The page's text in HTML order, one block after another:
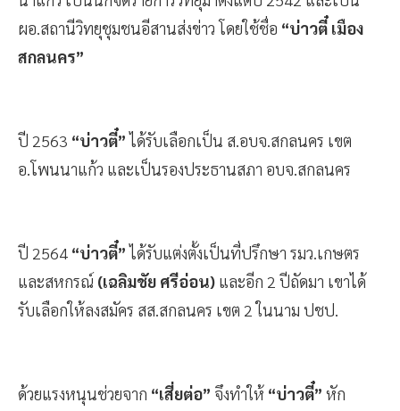
ผอ.สถานีวิทยุชุมชนอีสานส่งข่าว โดยใช้ชื่อ “บ่าวตี๋ เมือง
สกลนคร”
ปี 2563 “บ่าวตี๋”ได้รับเลือกเป็น ส.อบจ.สกลนคร เขต
อ.โพนนาแก้ว และเป็นรองประธานสภา อบจ.สกลนคร
ปี 2564 “บ่าวตี๋”ได้รับแต่งตั้งเป็นที่ปรึกษา รมว.เกษตร
และสหกรณ์ (เฉลิมชัย ศรีอ่อน) และอีก 2 ปีถัดมา เขาได้
รับเลือกให้ลงสมัคร สส.สกลนคร เขต 2 ในนาม ปชป.
ด้วยแรงหนุนช่วยจาก “เสี่ยต่อ” จึงทำให้ “บ่าวตี๋” หัก